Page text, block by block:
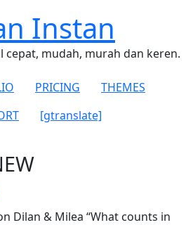
Instan
cepat, mudah, murah dan keren.
PRICING
THEMES
[gtranslate]
Dilan & Milea “What counts in